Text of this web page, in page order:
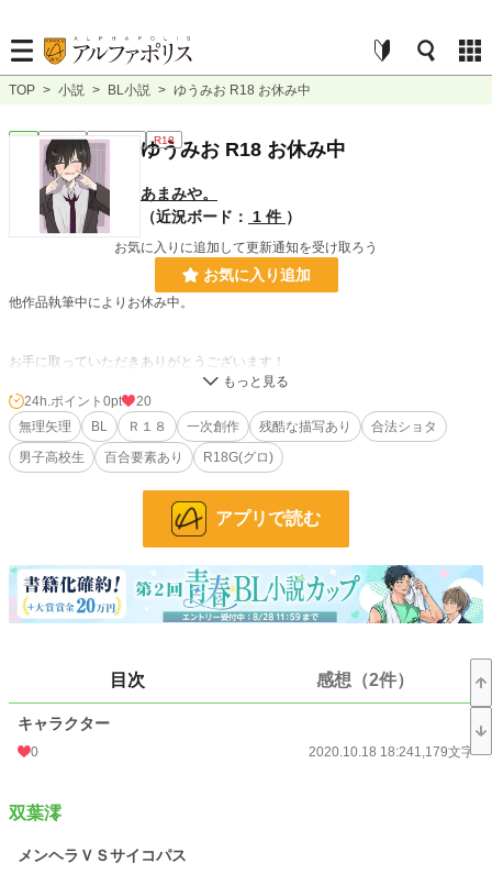
TOP > 小説 > BL小説 > ゆうみお R18 お休み中
連載中 ｼｮｰﾄｼｮｰﾄ R18
ゆうみお R18 お休み中
あまみや。
（近況ボード：
1 件 ）
お気に入りに追加して更新通知を受け取ろう
お気に入り追加
他作品執筆中によりお休み中。
お手に取っていただきありがとうございます！
しおりのついてない作品を無言で非公開にする時があります
鬱要素いっぱいあります苦手な方はバック
旧垢で書いている作品のＲ１８（Ｇ）です。
本編とは一切関係ありません。
レイプ、DV、胸糞等の要素多めです。
暴力など多めですが現実でするのは犯罪です
小説 228,585 位 / 228,585 件
24h.ポイント 0pt
20
無理矢理
BL Ｒ１８ 一次創作 残酷な描写あり
合法ショタ
男子高校生
百合要素あり R18G(グロ)
アプリで読む
目次 感想（2件）
キャラクター
0 2020.10.18 18:241,179文字
双葉澪
メンヘラＶＳサイコパス